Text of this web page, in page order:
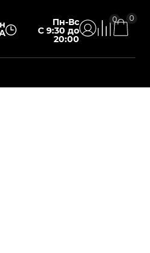
Пн-Вс
С 9:30 до
20:00
0 0